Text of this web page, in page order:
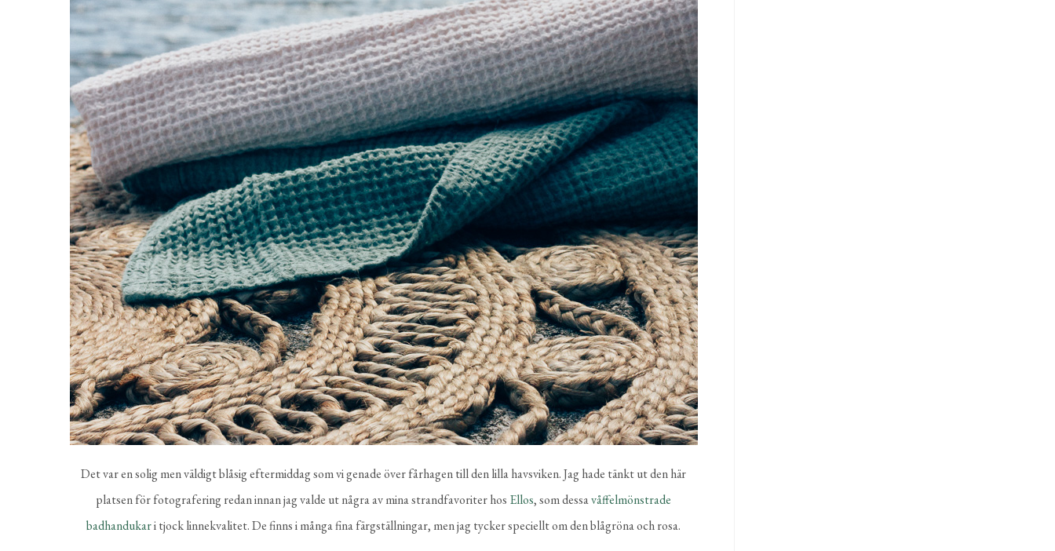
Det var en solig men väldigt blåsig eftermiddag som vi genade över fårhagen till den lilla havsviken. Jag hade tänkt ut den här
platsen för fotografering redan innan jag valde ut några av mina strandfavoriter hos Ellos, som dessavåffelmönstrade
badhandukari tjock linnekvalitet. De finns i många fina färgställningar, men jag tycker speciellt om den blågröna och rosa.